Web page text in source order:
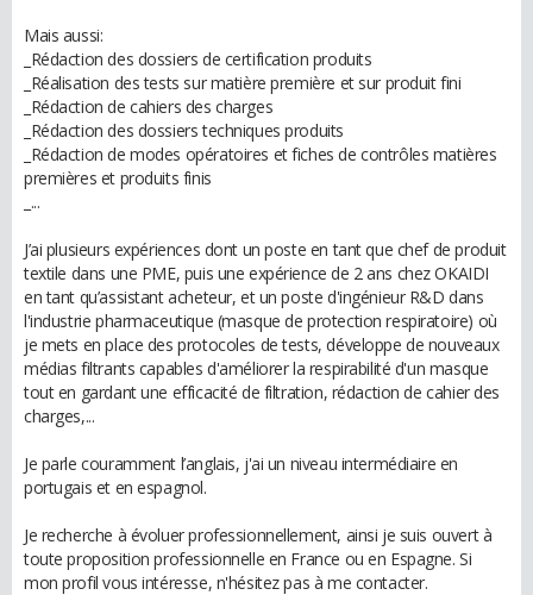
Mais aussi:
_Rédaction des dossiers de certification produits
_Réalisation des tests sur matière première et sur produit fini
_Rédaction de cahiers des charges
_Rédaction des dossiers techniques produits
_Rédaction de modes opératoires et fiches de contrôles matières
premières et produits finis
_...
J’ai plusieurs expériences dont un poste en tant que chef de produit
textile dans une PME, puis une expérience de 2 ans chez OKAIDI
en tant qu’assistant acheteur, et un poste d'ingénieur R&D dans
l'industrie pharmaceutique (masque de protection respiratoire) où
je mets en place des protocoles de tests, développe de nouveaux
médias filtrants capables d'améliorer la respirabilité d'un masque
tout en gardant une efficacité de filtration, rédaction de cahier des
charges,...
Je parle couramment l’anglais, j'ai un niveau intermédiaire en
portugais et en espagnol.
Je recherche à évoluer professionnellement, ainsi je suis ouvert à
toute proposition professionnelle en France ou en Espagne. Si
mon profil vous intéresse, n'hésitez pas à me contacter.